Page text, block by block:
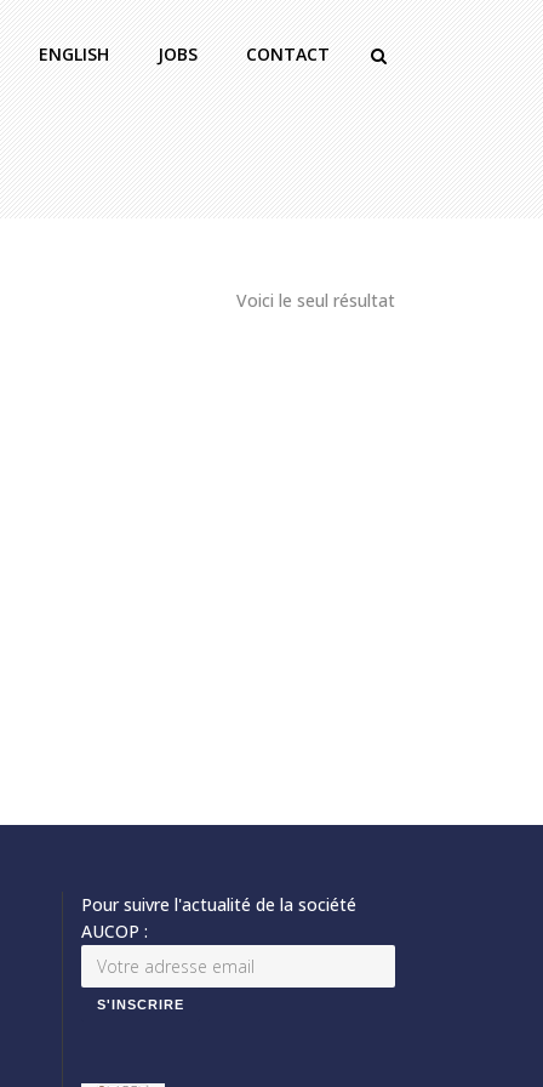
ENGLISH JOBS CONTACT
Voici le seul résultat
Pour suivre l'actualité de la société
AUCOP :